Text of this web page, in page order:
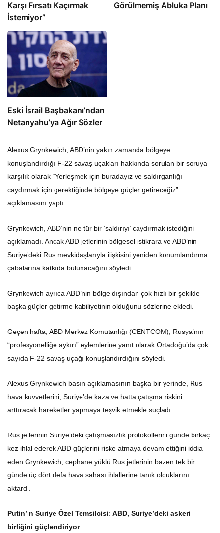
Karşı Fırsatı Kaçırmak
İstemiyor”
Görülmemiş Abluka Planı
Eski İsrail Başbakanı’ndan
Netanyahu’ya Ağır Sözler
Alexus Grynkewich, ABD’nin yakın zamanda bölgeye
konuşlandırdığı F-22 savaş uçakları hakkında sorulan bir soruya
karşılık olarak “Yerleşmek için buradayız ve saldırganlığı
caydırmak için gerektiğinde bölgeye güçler getireceğiz”
açıklamasını yaptı.
Grynkewich, ABD’nin ne tür bir ‘saldırıyı’ caydırmak istediğini
açıklamadı. Ancak ABD jetlerinin bölgesel istikrara ve ABD’nin
Suriye’deki Rus mevkidaşlarıyla ilişkisini yeniden konumlandırma
çabalarına katkıda bulunacağını söyledi.
Grynkewich ayrıca ABD’nin bölge dışından çok hızlı bir şekilde
başka güçler getirme kabiliyetinin olduğunu sözlerine ekledi.
Geçen hafta, ABD Merkez Komutanlığı (CENTCOM), Rusya’nın
“profesyonelliğe aykırı” eylemlerine yanıt olarak Ortadoğu’da çok
sayıda F-22 savaş uçağı konuşlandırdığını söyledi.
Alexus Grynkewich basın açıklamasının başka bir yerinde, Rus
hava kuvvetlerini, Suriye’de kaza ve hatta çatışma riskini
arttıracak hareketler yapmaya teşvik etmekle suçladı.
Rus jetlerinin Suriye’deki çatışmasızlık protokollerini günde birkaç
kez ihlal ederek ABD güçlerini riske atmaya devam ettiğini iddia
eden Grynkewich, cephane yüklü Rus jetlerinin bazen tek bir
günde üç dört defa hava sahası ihlallerine tanık olduklarını
aktardı.
Putin’in Suriye Özel Temsilcisi: ABD, Suriye’deki askeri
birliğini güçlendiriyor